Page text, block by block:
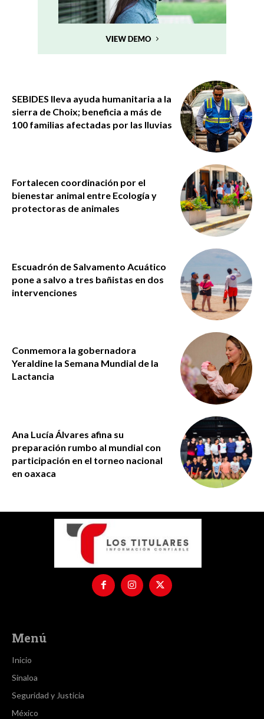
SEBIDES lleva ayuda humanitaria a la
sierra de Choix; beneficia a más de
100 familias afectadas por las lluvias
Fortalecen coordinación por el
bienestar animal entre Ecología y
protectoras de animales
Escuadrón de Salvamento Acuático
pone a salvo a tres bañistas en dos
intervenciones
Conmemora la gobernadora
Yeraldine la Semana Mundial de la
Lactancia
Ana Lucía Álvares afina su
preparación rumbo al mundial con
participación en el torneo nacional
en oaxaca
Menú
Inicio
Sinaloa
Seguridad y Justicia
México